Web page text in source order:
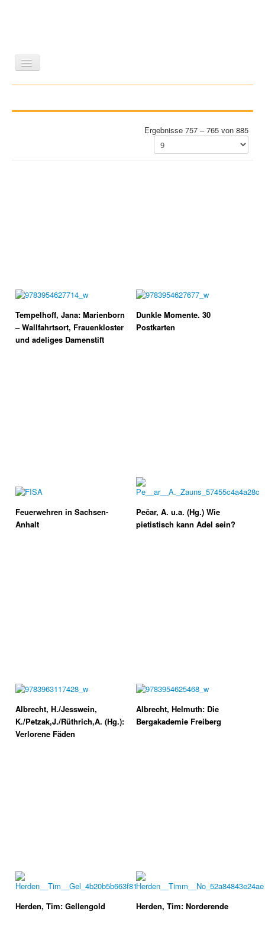
GESCHICHTE
WISSENSCHAFT
REIHEN
ZEITSCHRIFTEN/VERZEICHNISSEErgebnisse 757 – 765 von 885
Tempelhoff, Jana: Marienborn
– Wallfahrtsort, Frauenkloster
und adeliges Damenstift
Dunkle Momente. 30
Postkarten
Feuerwehren in Sachsen-
Anhalt
Pečar, A. u.a. (Hg.) Wie
pietistisch kann Adel sein?
Albrecht, H./Jesswein,
K./Petzak,J./Rüthrich,A. (Hg.):
Verlorene Fäden
Albrecht, Helmuth: Die
Bergakademie Freiberg
Herden, Tim: Gellengold Herden, Tim: Norderende